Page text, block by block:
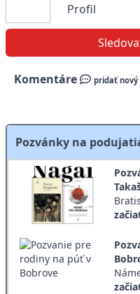
Profil
Komentáre pridať nový
Pozvánky na